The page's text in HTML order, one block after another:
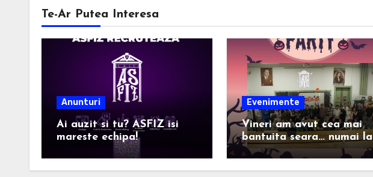
Te-Ar Putea Interesa
Anunturi
Ai auzit si tu? ASFIZ isi
mareste echipa!
Evenimente
Vineri am avut cea mai
bantuita seara… numai la
Facultatea de Fizica!